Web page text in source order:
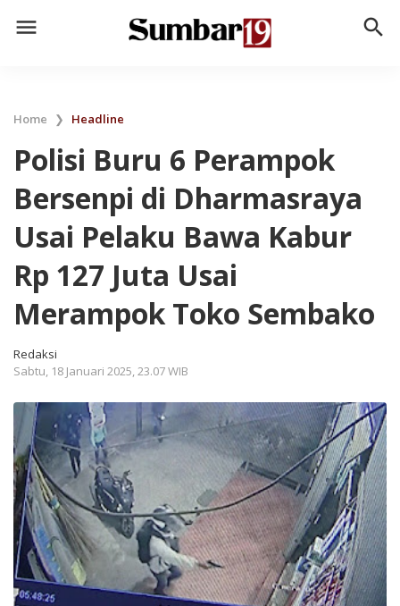
menu search
Home ❯ Headline
Polisi Buru 6 Perampok
Bersenpi di Dharmasraya
Usai Pelaku Bawa Kabur
Rp 127 Juta Usai
Merampok Toko Sembako
Redaksi
Sabtu, 18 Januari 2025, 23.07 WIB